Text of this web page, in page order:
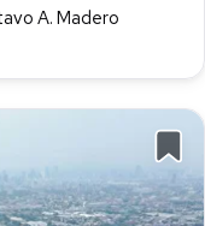
A. Madero